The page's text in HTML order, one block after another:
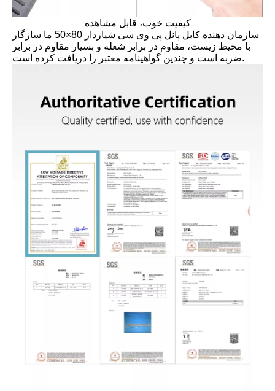
کیفیت خوب، قابل مشاهده
سازمان دهنده کابل پانل پی وی سی شیاردار 80×50 ما سازگار
با محیط زیست، مقاوم در برابر شعله و بسیار مقاوم در برابر
ضربه است و چندین گواهینامه معتبر را دریافت کرده است.